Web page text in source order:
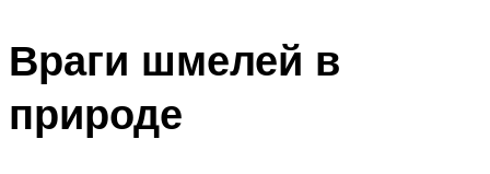
Враги шмелей в
природе